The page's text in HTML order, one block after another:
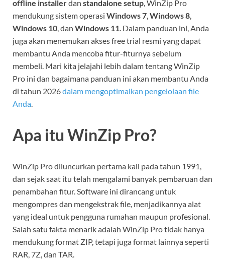
offline installerdan standalone setup, WinZip Pro
mendukung sistem operasi Windows 7,Windows 8,
Windows 10, dan Windows 11. Dalam panduan ini, Anda
juga akan menemukan akses free trial resmi yang dapat
membantu Anda mencoba fitur-fiturnya sebelum
membeli. Mari kita jelajahi lebih dalam tentang WinZip
Pro ini dan bagaimana panduan ini akan membantu Anda
di tahun 2026dalam mengoptimalkan pengelolaan file
Anda.
Apa itu WinZip Pro?
WinZip Pro diluncurkan pertama kali pada tahun 1991,
dan sejak saat itu telah mengalami banyak pembaruan dan
penambahan fitur. Software ini dirancang untuk
mengompres dan mengekstrak file, menjadikannya alat
yang ideal untuk pengguna rumahan maupun profesional.
Salah satu fakta menarik adalah WinZip Pro tidak hanya
mendukung format ZIP, tetapi juga format lainnya seperti
RAR, 7Z, dan TAR.